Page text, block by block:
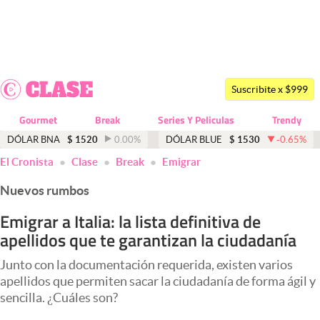
Dólar
Economía y Política
Finanzas y Mercados
Mercados Online
Negocios
Columnistas
Apertura
Suscribite x $999
Gourmet Break Series Y Peliculas Trendy
DÓLAR BNA $ 1520 0.00% DÓLAR BLUE $ 1530 -0.65%
El Cronista Clase Break Emigrar
Nuevos rumbos
Emigrar a Italia: la lista definitiva de
apellidos que te garantizan la ciudadanía
Junto con la documentación requerida, existen varios
apellidos que permiten sacar la ciudadanía de forma ágil y
sencilla. ¿Cuáles son?